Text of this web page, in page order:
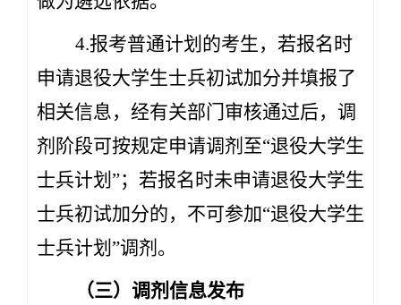
4.报考普通计划的考生，若报名时
申请退役大学生士兵初试加分并填报了
相关信息，经有关部门审核通过后，调
剂阶段可按规定申请调剂至“退役大学生
士兵计划”；若报名时未申请退役大学生
士兵初试加分的，不可参加“退役大学生
士兵计划”调剂。
（三）调剂信息发布